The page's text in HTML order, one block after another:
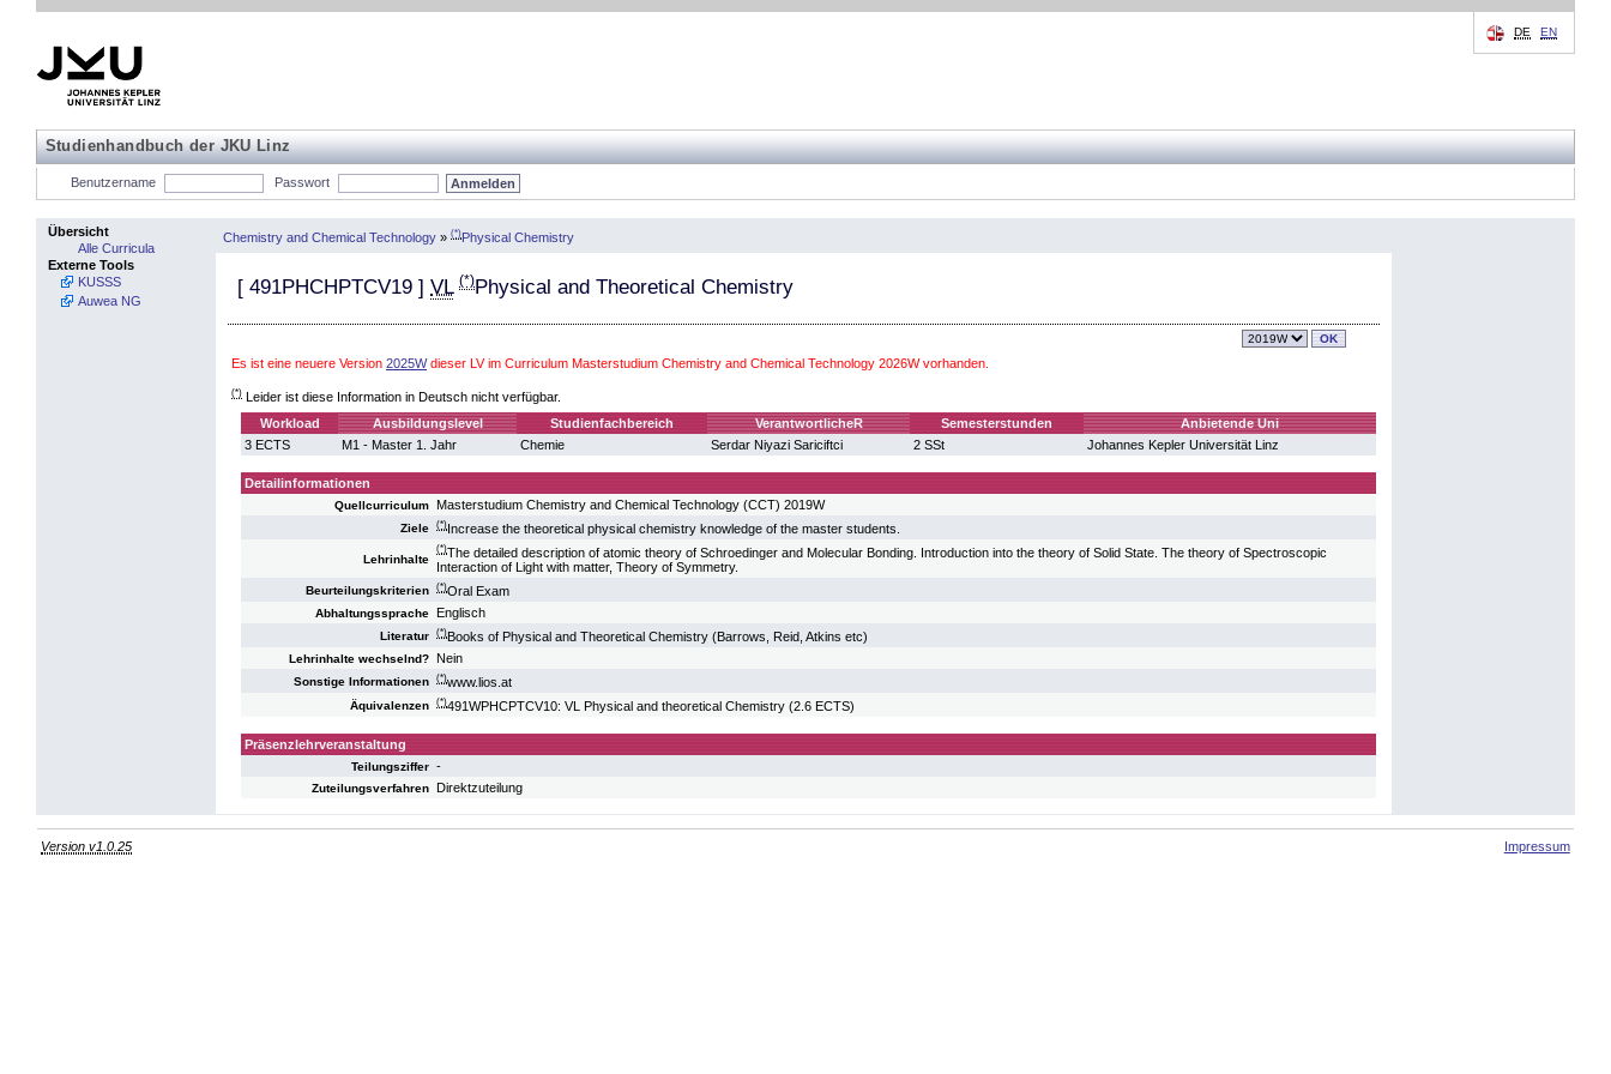
Studienhandbuch der JKU Linz
DE EN
Benutzername Passwort
Übersicht
Alle Curricula
Externe Tools
KUSSS
Auwea NG
Chemistry and Chemical Technology » (*)Physical Chemistry
[ 491PHCHPTCV19 ] VL (*)Physical and Theoretical Chemistry
Es ist eine neuere Version 2025Wdieser LV im Curriculum Masterstudium Chemistry and Chemical Technology 2026W vorhanden.
(*) Leider ist diese Information in Deutsch nicht verfügbar.
Workload
Ausbildungslevel Studienfachbereich VerantwortlicheR Semesterstunden
Anbietende Uni
3 ECTS
M1 - Master 1. Jahr Chemie Serdar Niyazi Sariciftci 2 SSt Johannes Kepler Universität Linz
Detailinformationen
Quellcurriculum Masterstudium Chemistry and Chemical Technology (CCT) 2019W
Ziele (*)Increase the theoretical physical chemistry knowledge of the master students.
Lehrinhalte
(*)The detailed description of atomic theory of Schroedinger and Molecular Bonding. Introduction into the theory of Solid State. The theory of Spectroscopic
Interaction of Light with matter, Theory of Symmetry.
Beurteilungskriterien (*)Oral Exam
Abhaltungssprache Englisch
Literatur (*)Books of Physical and Theoretical Chemistry (Barrows, Reid, Atkins etc)
Lehrinhalte wechselnd? Nein
Sonstige Informationen (*)www.lios.at
Äquivalenzen (*)491WPHCPTCV10: VL Physical and theoretical Chemistry (2.6 ECTS)
Präsenzlehrveranstaltung
Teilungsziffer -
Zuteilungsverfahren Direktzuteilung
Version v1.0.25 Impressum